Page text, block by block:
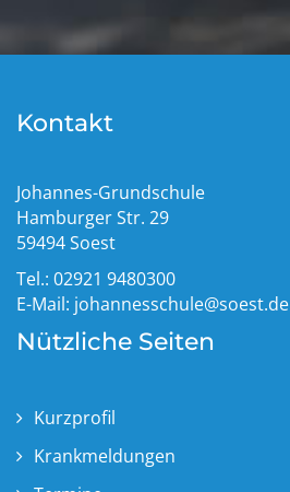
Kontakt
Johannes-Grundschule
Hamburger Str. 29
59494 Soest
Tel.: 02921 9480300
E-Mail: johannesschule@soest.de
Nützliche Seiten
Kurzprofil
Krankmeldungen